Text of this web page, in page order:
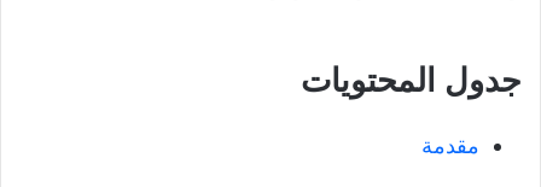
جدول المحتويات
مقدمة